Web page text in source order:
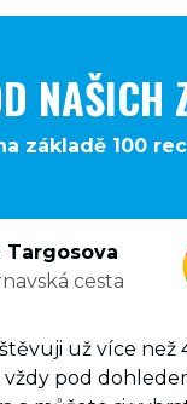
NAŠICH
základě 100
Targosova
cesta
už více než
vždy pod